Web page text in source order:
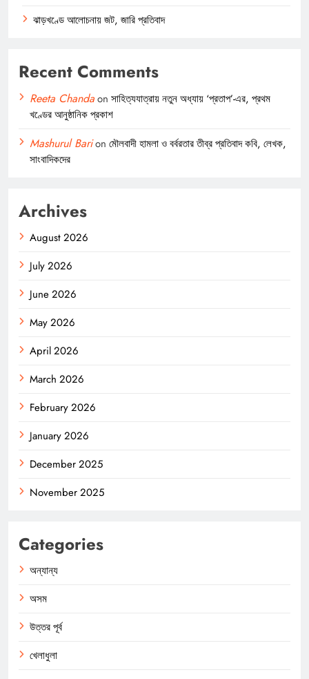
ঝাড়খণ্ডে আলোচনায় জট, জারি প্রতিবাদ
Recent Comments
Reeta Chandaon সাহিত্যযাত্রায় নতুন অধ্যায় ‘প্রতাপ’-এর, প্রথম
খণ্ডের আনুষ্ঠানিক প্রকাশ
Mashurul Barion মৌলবাদী হামলা ও বর্বরতার তীব্র প্রতিবাদ কবি, লেখক,
সাংবাদিকদের
Archives
August 2026
July 2026
June 2026
May 2026
April 2026
March 2026
February 2026
January 2026
December 2025
November 2025
Categories
অন্যান্য
অসম
উত্তর পূর্ব
খেলাধুলা